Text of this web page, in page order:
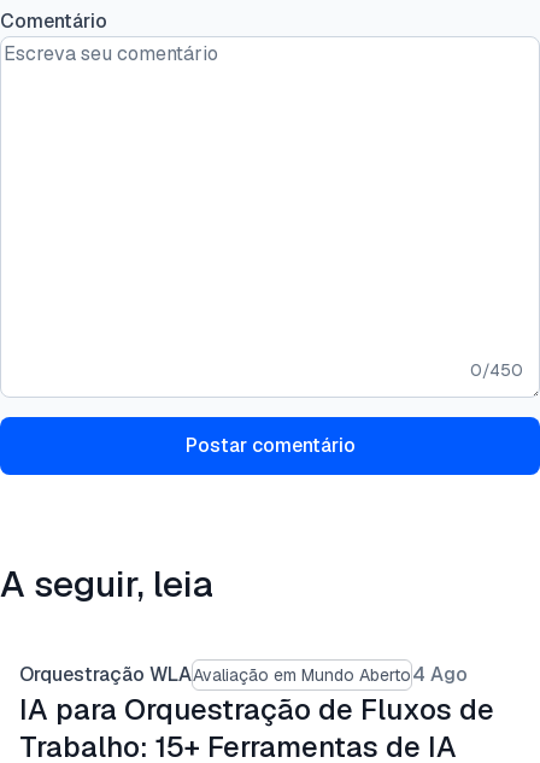
Comentário
0/450
Postar comentário
A seguir, leia
Orquestração WLAAvaliação em Mundo Aberto4 Ago
IA para Orquestração de Fluxos de
Trabalho: 15+ Ferramentas de IA